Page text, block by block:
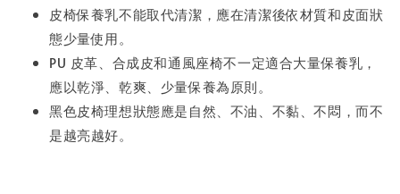
皮椅保養乳不能取代清潔，應在清潔後依材質和皮面狀
態少量使用。
PU 皮革、合成皮和通風座椅不一定適合大量保養乳，
應以乾淨、乾爽、少量保養為原則。
黑色皮椅理想狀態應是自然、不油、不黏、不悶，而不
是越亮越好。